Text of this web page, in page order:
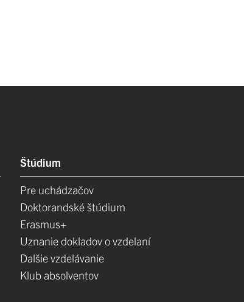
Štúdium
Pre uchádzačov
Doktorandské štúdium
Erasmus+
Uznanie dokladov o vzdelaní
Dalšie vzdelávanie
Klub absolventov